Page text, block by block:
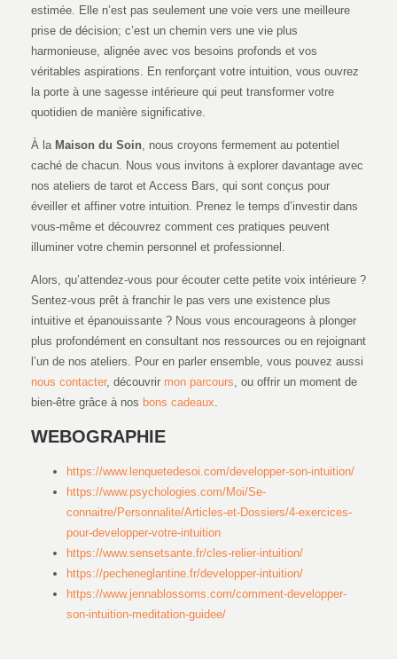
estimée. Elle n’est pas seulement une voie vers une meilleure
prise de décision; c’est un chemin vers une vie plus
harmonieuse, alignée avec vos besoins profonds et vos
véritables aspirations. En renforçant votre intuition, vous ouvrez
la porte à une sagesse intérieure qui peut transformer votre
quotidien de manière significative.
À la Maison du Soin, nous croyons fermement au potentiel
caché de chacun. Nous vous invitons à explorer davantage avec
nos ateliers de tarot et Access Bars, qui sont conçus pour
éveiller et affiner votre intuition. Prenez le temps d’investir dans
vous-même et découvrez comment ces pratiques peuvent
illuminer votre chemin personnel et professionnel.
Alors, qu’attendez-vous pour écouter cette petite voix intérieure ?
Sentez-vous prêt à franchir le pas vers une existence plus
intuitive et épanouissante ? Nous vous encourageons à plonger
plus profondément en consultant nos ressources ou en rejoignant
l’un de nos ateliers. Pour en parler ensemble, vous pouvez aussi
nous contacter, découvrir mon parcours, ou offrir un moment de
bien-être grâce à nos bons cadeaux.
WEBOGRAPHIE
https://www.lenquetedesoi.com/developper-son-intuition/
https://www.psychologies.com/Moi/Se-
connaitre/Personnalite/Articles-et-Dossiers/4-exercices-
pour-developper-votre-intuition
https://www.sensetsante.fr/cles-relier-intuition/
https://pecheneglantine.fr/developper-intuition/
https://www.jennablossoms.com/comment-developper-
son-intuition-meditation-guidee/